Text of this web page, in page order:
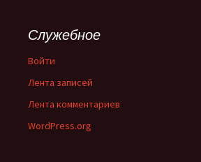
Служебное
Войти
Лента записей
Лента комментариев
WordPress.org